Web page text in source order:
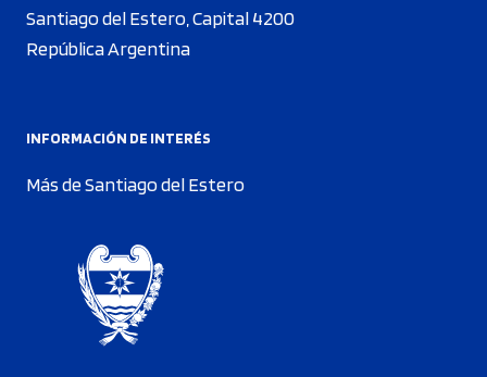
Santiago del Estero, Capital 4200
República Argentina
INFORMACIÓN DE INTERÉS
Más de Santiago del Estero